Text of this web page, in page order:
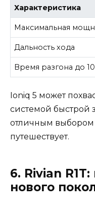
Характеристика
Максимальная
Дальность хода
Время разгона до
Ioniq 5 может
системой быстрой
отличным выбором
путешествует.
6. Rivian
нового